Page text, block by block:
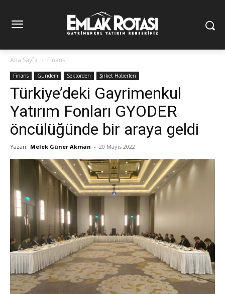
Ana Sayfa Finans
Finans Gündem Sektörden Şirket Haberleri
Türkiye’deki Gayrimenkul
Yatırım Fonları GYODER
öncülüğünde bir araya geldi
Yazan: Melek Güner Akman - 20 Mayıs 2022